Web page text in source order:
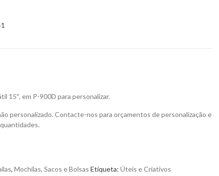
15″, em P-900D para personalizar.
personalizado. Contacte-nos para orçamentos de personalização e
, Mochilas, Sacos e Bolsas Etiqueta: Úteis e Criativos